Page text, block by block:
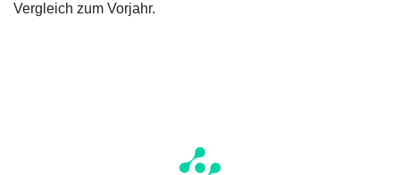
Vergleich zum Vorjahr.